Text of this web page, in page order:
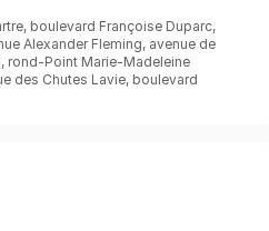
boulevard Françoise Duparc,
Alexander Fleming, avenue de
rond-Point Marie-Madeleine
des Chutes Lavie, boulevard